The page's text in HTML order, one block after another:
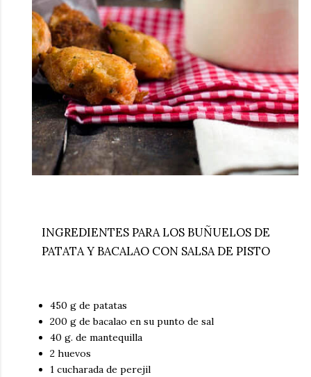
INGREDIENTES PARA LOS BUÑUELOS DE
PATATA Y BACALAO CON SALSA DE PISTO
450 g de patatas
200 g de bacalao en su punto de sal
40 g. de mantequilla
2 huevos
1 cucharada de perejil